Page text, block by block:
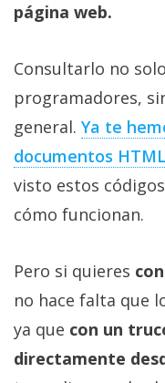
Sorteos
Foros
Contacto
/
Sobre
nosotros
/
/
Cambiar
opciones
de
privacidad
página web.
Consultarlo no
programadores,
general. Ya te
documentos
visto estos
cómo funcionan.
Pero si quieres
no hace falta que
ya que con un
directamente